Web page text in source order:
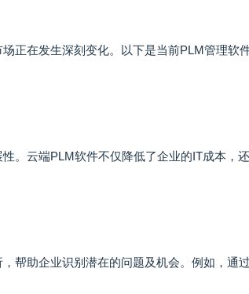
正在发生深刻变化。以下是当前PLM管理软
。云端PLM软件不仅降低了企业的IT成本，
帮助企业识别潜在的问题及机会。例如，通